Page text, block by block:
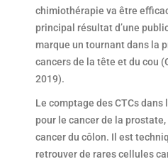
chimiothérapie va être
principal résultat d’une
marque un tournant dans la
cancers de la tête et du cou
2019).
Le comptage des CTCs
pour le cancer de la
cancer du côlon. Il est
retrouver de rares cellules